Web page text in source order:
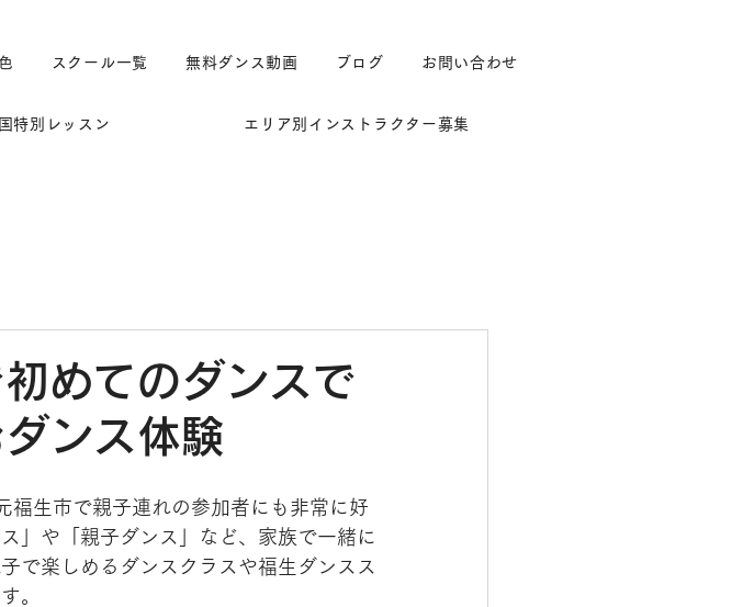
スクール一覧 無料ダンス動画 ブログ お問い合わせ
特別レッスン エリア別インストラクター募集
めてのダンスで
ンス体験
福生市で親子連れの参加者にも非常に好
」や「親子ダンス」など、家族で一緒に
で楽しめるダンスクラスや福生ダンスス
。